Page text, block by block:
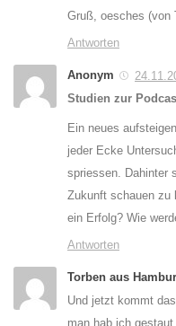
Gruß, oesches (von
Antworten
Anonym
Studien zur
Ein neues
jeder Ecke
spriessen. Dahinter
Zukunft schauen zu
ein Erfolg? Wie
Antworten
Torben aus
Und jetzt kommt
man hab ich